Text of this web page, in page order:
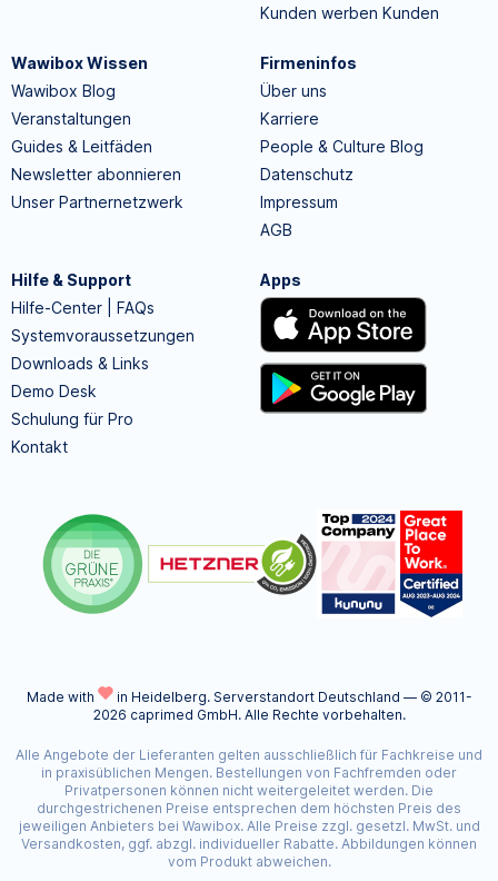
Kunden werben Kunden
Wawibox Wissen
Wawibox Blog
Veranstaltungen
Guides & Leitfäden
Newsletter abonnieren
Unser Partnernetzwerk
Firmeninfos
Über uns
Karriere
People & Culture Blog
Datenschutz
Impressum
AGB
Hilfe & Support
Hilfe-Center | FAQs
Systemvoraussetzungen
Downloads & Links
Demo Desk
Schulung für Pro
Kontakt
Apps
Made with in Heidelberg. Serverstandort Deutschland — © 2011-
2026 caprimed GmbH. Alle Rechte vorbehalten.
Alle Angebote der Lieferanten gelten ausschließlich für Fachkreise und
in praxisüblichen Mengen. Bestellungen von Fachfremden oder
Privatpersonen können nicht weitergeleitet werden. Die
durchgestrichenen Preise entsprechen dem höchsten Preis des
jeweiligen Anbieters bei Wawibox. Alle Preise zzgl. gesetzl. MwSt. und
Versandkosten, ggf. abzgl. individueller Rabatte. Abbildungen können
vom Produkt abweichen.